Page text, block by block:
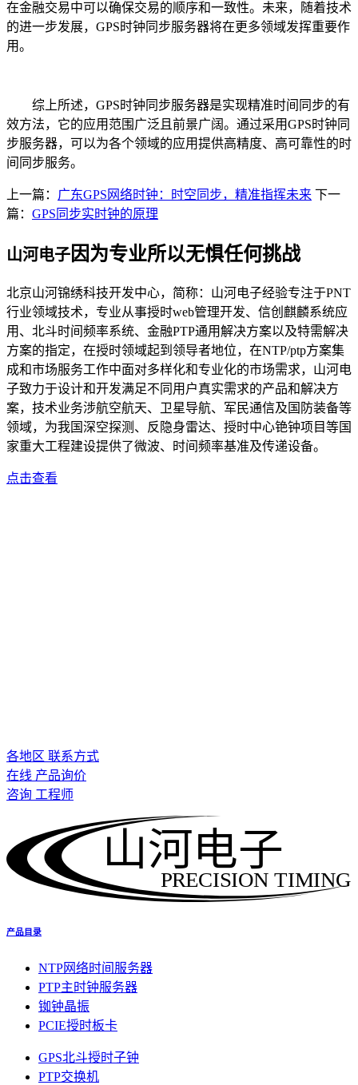
在金融交易中可以确保交易的顺序和一致性。未来，随着技术
的进一步发展，GPS时钟同步服务器将在更多领域发挥重要作
用。
综上所述，GPS时钟同步服务器是实现精准时间同步的有
效方法，它的应用范围广泛且前景广阔。通过采用GPS时钟同
步服务器，可以为各个领域的应用提供高精度、高可靠性的时
间同步服务。
上一篇： 广东GPS网络时钟：时空同步，精准指挥未来 下一
篇： GPS同步实时钟的原理
山河电子因为专业所以无惧任何挑战
北京山河锦绣科技开发中心，简称：山河电子经验专注于PNT
行业领域技术，专业从事授时web管理开发、信创麒麟系统应
用、北斗时间频率系统、金融PTP通用解决方案以及特需解决
方案的指定，在授时领域起到领导者地位，在NTP/ptp方案集
成和市场服务工作中面对多样化和专业化的市场需求，山河电
子致力于设计和开发满足不同用户真实需求的产品和解决方
案，技术业务涉航空航天、卫星导航、军民通信及国防装备等
领域，为我国深空探测、反隐身雷达、授时中心铯钟项目等国
家重大工程建设提供了微波、时间频率基准及传递设备。
点击查看
各地区 联系方式
在线 产品询价
咨询 工程师
PRECISION TIMING
山河电子
产品目录
NTP网络时间服务器
PTP主时钟服务器
铷钟晶振
PCIE授时板卡
GPS北斗授时子钟
PTP交换机